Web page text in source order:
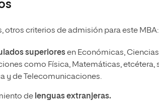
otros criterios de admisión para este MBA:
superioresen Económicas,
como Física, Matemáticas,
y de Telecomunicaciones.
de lenguas extranjeras.